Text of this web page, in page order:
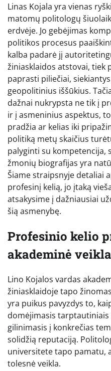
Linas Kojala yra vienas
matomų politologų
erdvėje. Jo gebėjimas
politikos procesus
kalba padarė jį
žiniasklaidos atstovai,
paprasti piliečiai,
geopolitinius iššūkius.
dažnai nukrypsta ne tik į
ir į asmeninius aspektus,
pradžia ar kelias iki
politiką metų skaičius
palyginti su kompetencija,
žmonių biografijas yra
Šiame straipsnyje detaliai
profesinį kelią, jo įtaką
atsakysime į dažniausiai
šią asmenybę.
Profesinio kelio
akademinė veikla
Lino Kojalos vardas
žiniasklaidoje tapo
yra puikus pavyzdys to,
domėjimasis
gilinimasis į konkrečias
solidžią reputaciją.
universitete tapo pamatu,
tolesnė veikla.